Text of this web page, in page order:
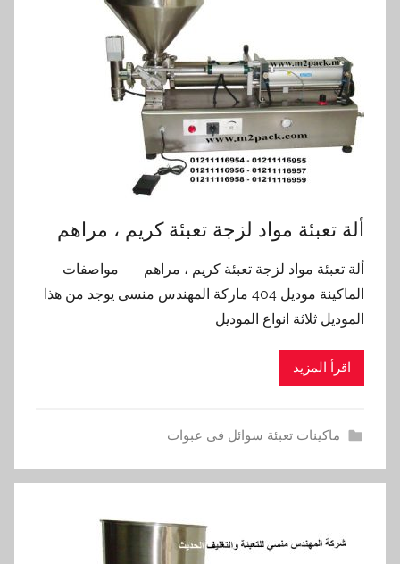
ألة تعبئة مواد لزجة تعبئة كريم ، مراهم
ألة تعبئة مواد لزجة تعبئة كريم ، مراهم مواصفات
الماكينة موديل 404 ماركة المهندس منسى يوجد من هذا
الموديل ثلاثة انواع الموديل
اقرأ المزيد
ماكينات تعبئة سوائل فى عبوات